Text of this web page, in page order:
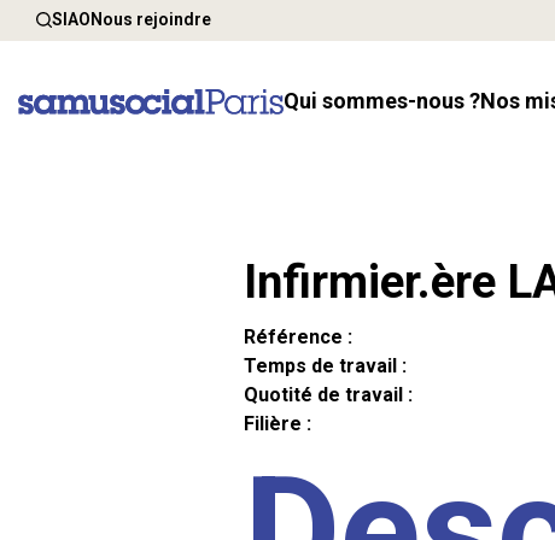
SIAONous rejoindre
Qui sommes-nous ? Nos
Infirmier.ère
Référence :
Temps de travail :
Quotité de travail :
Filière :